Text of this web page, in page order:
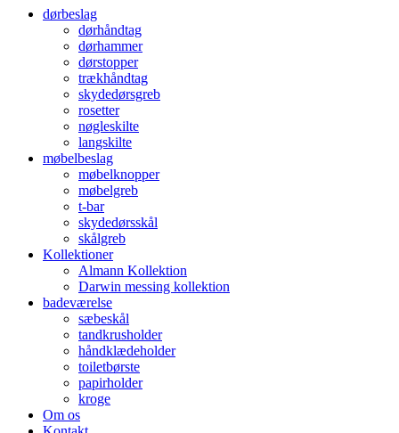
dørbeslag
dørhåndtag
dørhammer
dørstopper
trækhåndtag
skydedørsgreb
rosetter
nøgleskilte
langskilte
møbelbeslag
møbelknopper
møbelgreb
t-bar
skydedørsskål
skålgreb
Kollektioner
Almann Kollektion
Darwin messing kollektion
badeværelse
sæbeskål
tandkrusholder
håndklædeholder
toiletbørste
papirholder
kroge
Om os